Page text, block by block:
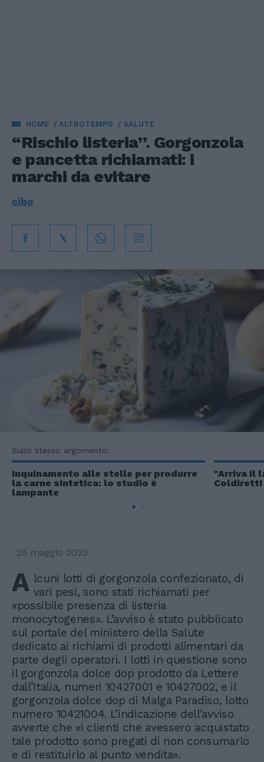
HOME ALTROTEMPO SALUTE
“Rischio listeria”. Gorgonzola
e pancetta richiamati: i
marchi da evitare
cibo
Sullo stesso argomento:
Inquinamento alle stelle per produrre
la carne sintetica: lo studio è
lampante
"Arriva il
Coldiretti
25 maggio 2023
A lcuni lotti di gorgonzola confezionato, di
vari pesi, sono stati richiamati per
«possibile presenza di listeria
monocytogenes». L’avviso è stato pubblicato
sul portale del ministero della Salute
dedicato ai richiami di prodotti alimentari da
parte degli operatori. I lotti in questione sono
il gorgonzola dolce dop prodotto da Lettere
dall’Italia, numeri 10427001 e 10427002, e il
gorgonzola dolce dop di Malga Paradiso, lotto
numero 10421004. L’indicazione dell’avviso
avverte che «i clienti che avessero acquistato
tale prodotto sono pregati di non consumarlo
e di restituirlo al punto vendita».